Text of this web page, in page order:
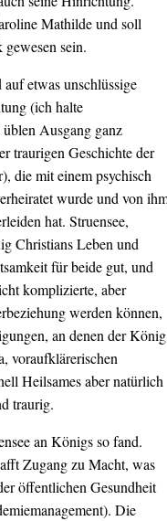
Mathilde und soll
sein.
etwas unschlüssige
(ich halte
Ausgang ganz
traurigen Geschichte der
die mit einem psychisch
wurde und von
hat. Struensee,
Christians Leben und
für beide gut, und
komplizierte, aber
werden können,
an denen der König
voraufklärerischen
Heilsames aber natürlich
traurig.
an Königs so fand.
Zugang zu Macht, was
öffentlichen Gesundheit
Die